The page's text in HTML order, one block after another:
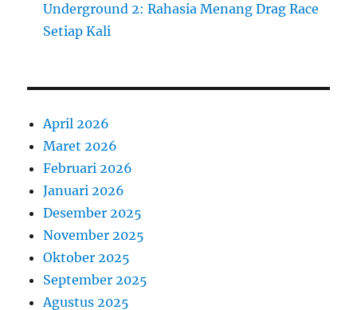
Underground 2: Rahasia Menang Drag Race
Setiap Kali
April 2026
Maret 2026
Februari 2026
Januari 2026
Desember 2025
November 2025
Oktober 2025
September 2025
Agustus 2025